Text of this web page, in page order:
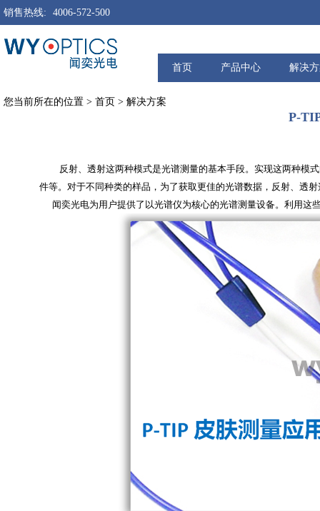
销售热线: 4006-572-500
首页 产品中心 解决
您当前所在的位置 > 首页 > 解决方案
P-
反射、透射这两种模式是光谱测量的基本手段。实现这两种模
件等。对于不同种类的样品，为了获取更佳的光谱数据，反射、透
闻奕光电为用户提供了以光谱仪为核心的光谱测量设备。利用这